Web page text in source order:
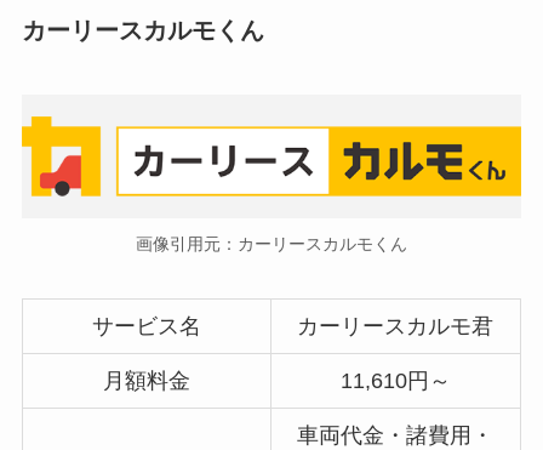
カーリースカルモくん
画像引用元：カーリースカルモくん
サービス名 カーリースカルモ君
月額料金 11,610円～
車両代金・諸費用・